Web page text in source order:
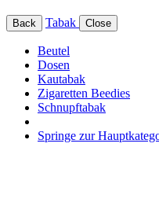
Back Tabak Close
Beutel
Dosen
Kautabak
Zigaretten Beedies
Schnupftabak
Springe zur